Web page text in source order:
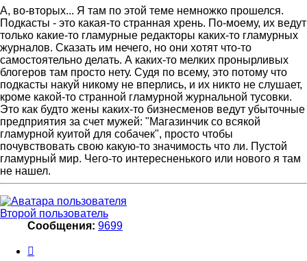
А, во-вторых... Я там по этой теме немножко прошелся.
Подкасты - это какая-то странная хрень. По-моему, их ведут
только какие-то гламурные редакторы каких-то гламурных
журналов. Сказать им нечего, но они хотят что-то
самостоятельно делать. А каких-то мелких пронырливых
блогеров там просто нету. Судя по всему, это потому что
подкасты накуй никому не вперлись, и их никто не слушает,
кроме какой-то странной гламурной журнальной тусовки.
Это как будто жены каких-то бизнесменов ведут убыточные
предприятия за счет мужей: "Магазинчик со всякой
гламурной куитой для собачек", просто чтобы
почувствовать свою какую-то значимость что ли. Пустой
гламурный мир. Чего-то интересненького или нового я там
не нашел.
Второй пользователь
Сообщения: 9699